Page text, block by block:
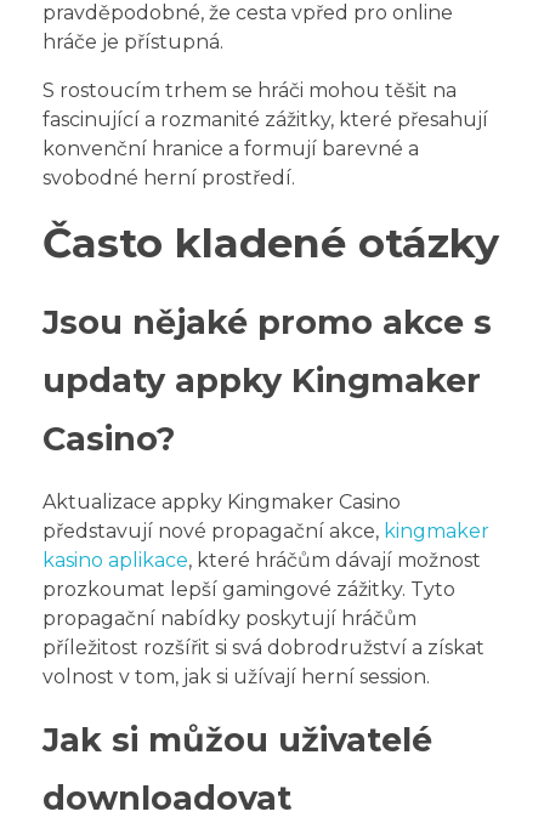
pravděpodobné, že cesta vpřed pro online
hráče je přístupná.
S rostoucím trhem se hráči mohou těšit na
fascinující a rozmanité zážitky, které přesahují
konvenční hranice a formují barevné a
svobodné herní prostředí.
Často kladené otázky
Jsou nějaké promo akce s
updaty appky Kingmaker
Casino?
Aktualizace appky Kingmaker Casino
představují nové propagační akce, kingmaker
kasino aplikace, které hráčům dávají možnost
prozkoumat lepší gamingové zážitky. Tyto
propagační nabídky poskytují hráčům
příležitost rozšířit si svá dobrodružství a získat
volnost v tom, jak si užívají herní session.
Jak si můžou uživatelé
downloadovat